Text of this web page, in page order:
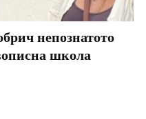
непознатото
школа